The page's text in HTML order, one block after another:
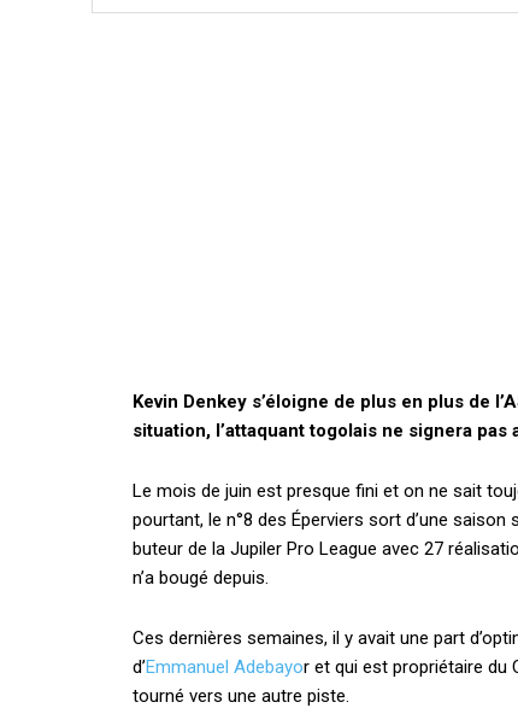
Kevin Denkey s’éloigne de plus en plus de
situation, l’attaquant togolais ne signera
Le mois de juin est presque fini et on ne sait
pourtant, le n°8 des Éperviers sort d’une saison
buteur de la Jupiler Pro League avec 27
n’a bougé depuis.
Ces dernières semaines, il y avait une part
d’Emmanuel Adebayor et qui est propriétaire du
tourné vers une autre piste.